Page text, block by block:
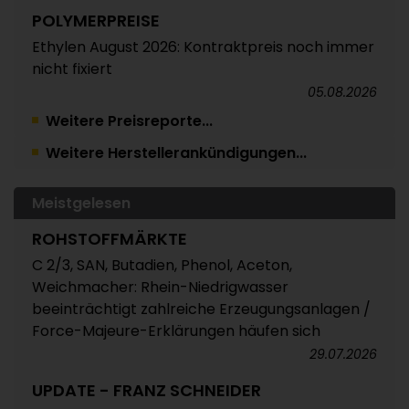
POLYMERPREISE
Ethylen August 2026: Kontraktpreis noch immer
nicht fixiert
05.08.2026
TRINSEO
Deutliche Preiserhöhungen für Polystyrol, ABS
POLYMERPREISE
Vorprodukte Juli/August 2026
POLYMERPREISE
Styrolkunststoffe Juli 2026: Absturz der SM-
Atempause wohl aber nur von kurzer Dauer
Weitere Preisreporte...
Weitere Herstellerankündigungen...
Meistgelesen
ROHSTOFFMÄRKTE
C 2/3, SAN, Butadien, Phenol, Aceton,
Weichmacher: Rhein-Niedrigwasser
beeinträchtigt zahlreiche Erzeugungsanlagen /
Force-Majeure-Erklärungen häufen sich
29.07.2026
UPDATE - FRANZ SCHNEIDER